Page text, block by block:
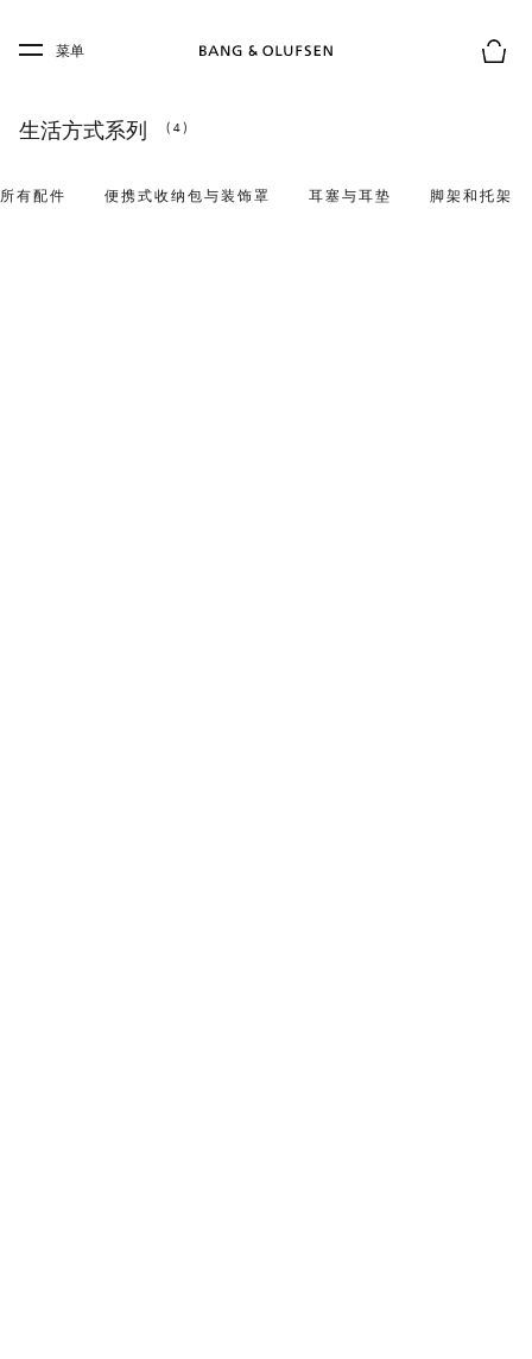
Skip to main footer
菜单
生活方式系列 (4)
所有配件 便携式收纳包与装饰罩 耳塞与耳垫 脚架和托架